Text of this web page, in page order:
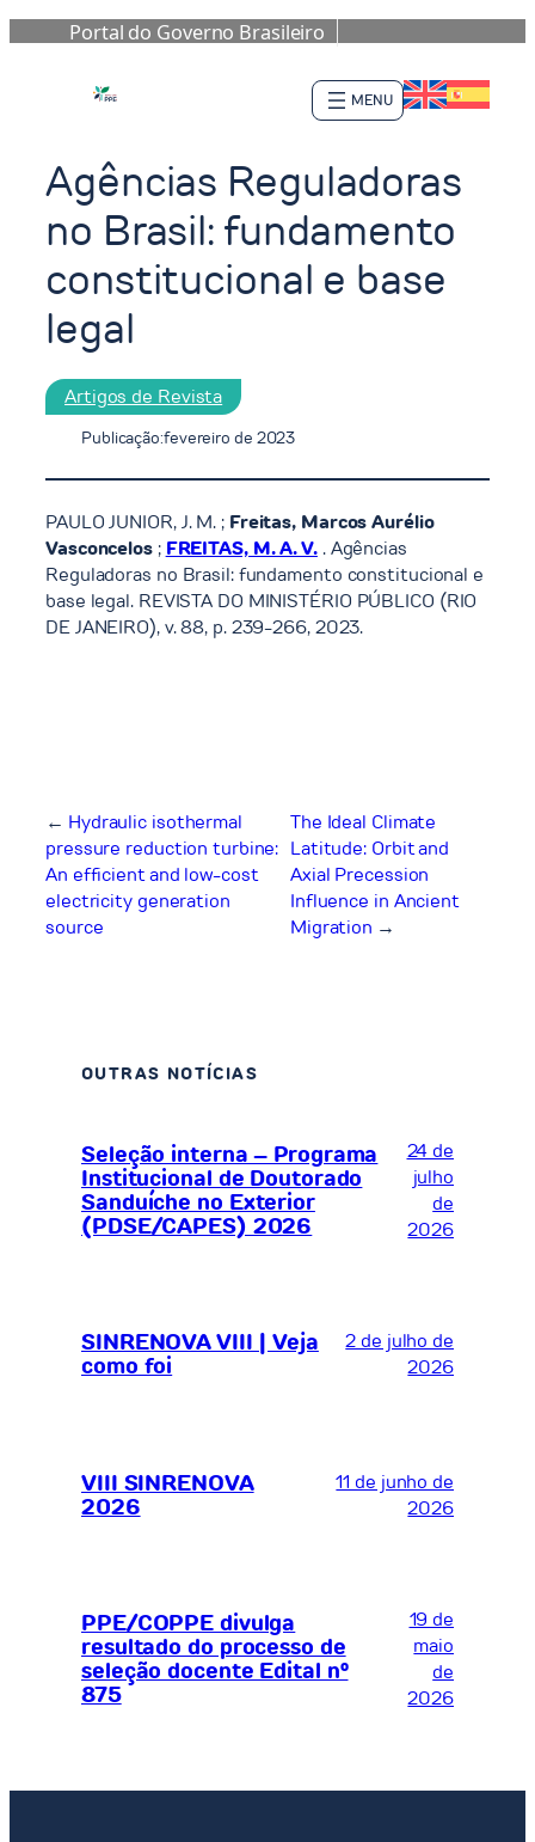
Portal do Governo Brasileiro
para
o
Agências Reguladoras
no Brasil: fundamento
constitucional e base
legal
Artigos de Revista
Publicação:fevereiro de 2023
PAULO JUNIOR, J. M. ; Freitas, Marcos Aurélio
Vasconcelos; FREITAS, M. A. V.. Agências
Reguladoras no Brasil: fundamento constitucional e
base legal. REVISTA DO MINISTÉRIO PÚBLICO (RIO
DE JANEIRO), v. 88, p. 239-266, 2023.
← Hydraulic isothermal
pressure reduction turbine:
An efficient and low-cost
electricity generation
source
The Ideal Climate
Latitude: Orbit and
Axial Precession
Influence in Ancient
Migration →
OUTRAS NOTÍCIAS
Seleção interna – Programa
Institucional de Doutorado
Sanduíche no Exterior
(PDSE/CAPES) 2026
24 de
julho
de
2026
SINRENOVA VIII | Veja
como foi
2 de julho de
2026
VIII SINRENOVA
2026
11 de junho de
2026
PPE/COPPE divulga
resultado do processo de
seleção docente Edital nº
875
19 de
maio
de
2026